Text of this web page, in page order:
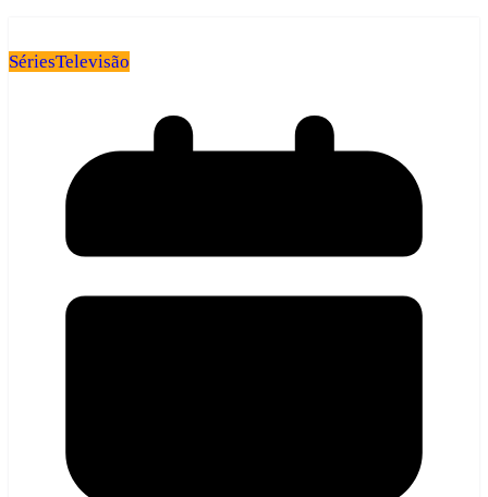
SériesTelevisão